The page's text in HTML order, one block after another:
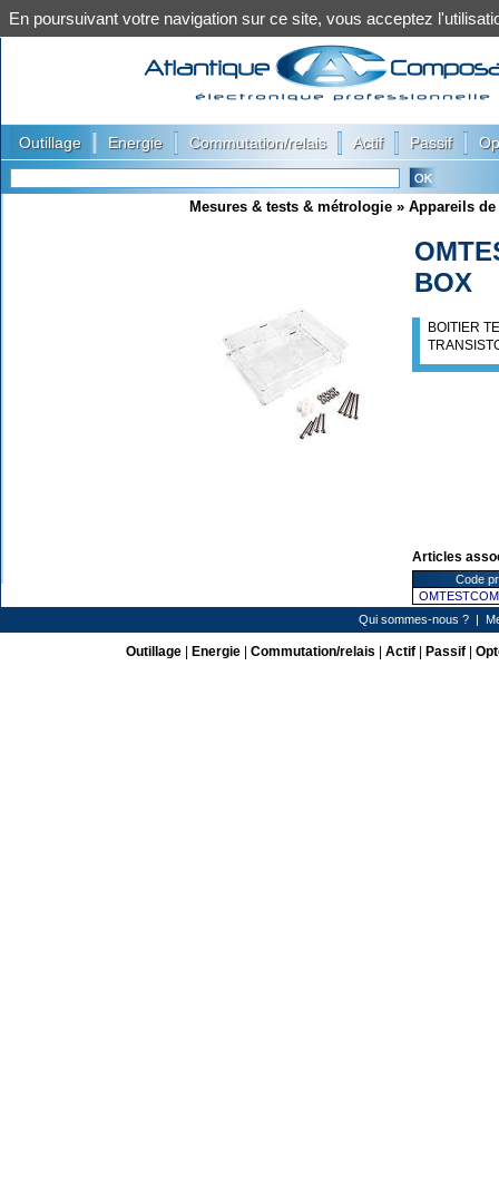
Outillage Energie Commutation/relais Actif Passif
Mesures & tests & métrologie » Appareils
BOX
BOITIER
Articles
Code
Qui sommes-nous ? |
Outillage| Energie| Commutation/relais Actif| Passif|
En poursuivant votre navigation sur ce site, vous acceptez